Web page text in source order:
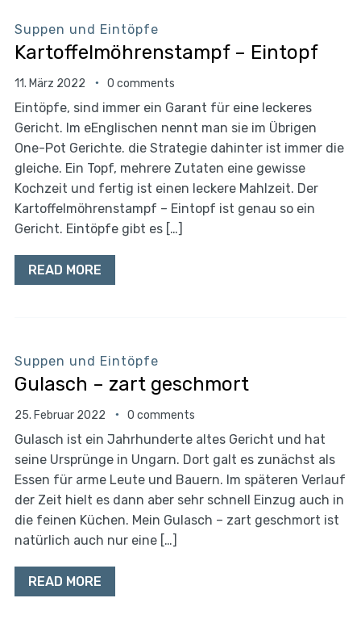
Suppen und Eintöpfe
Kartoffelmöhrenstampf – Eintopf
11. März 2022 0 comments
Eintöpfe, sind immer ein Garant für eine leckeres
Gericht. Im eEnglischen nennt man sie im Übrigen
One-Pot Gerichte. die Strategie dahinter ist immer die
gleiche. Ein Topf, mehrere Zutaten eine gewisse
Kochzeit und fertig ist einen leckere Mahlzeit. Der
Kartoffelmöhrenstampf – Eintopf ist genau so ein
Gericht. Eintöpfe gibt es […]
READ MORE
Suppen und Eintöpfe
Gulasch – zart geschmort
25. Februar 2022 0 comments
Gulasch ist ein Jahrhunderte altes Gericht und hat
seine Ursprünge in Ungarn. Dort galt es zunächst als
Essen für arme Leute und Bauern. Im späteren Verlauf
der Zeit hielt es dann aber sehr schnell Einzug auch in
die feinen Küchen. Mein Gulasch – zart geschmort ist
natürlich auch nur eine […]
READ MORE